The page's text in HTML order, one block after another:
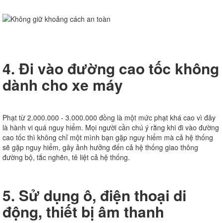
4. Đi vào đường cao tốc không
dành cho xe máy
Phạt từ 2.000.000 - 3.000.000 đồng là một mức phạt khá cao vì đây
là hành vi quá nguy hiểm. Mọi người cần chú ý rằng khi đi vào đường
cao tốc thì không chỉ một mình bạn gặp nguy hiểm mà cả hệ thống
sẽ gặp nguy hiểm, gây ảnh hưởng đến cả hệ thống giao thông
đường bộ, tắc nghẽn, tê liệt cả hệ thống.
5. Sử dụng ô, điện thoại di
động, thiết bị âm thanh